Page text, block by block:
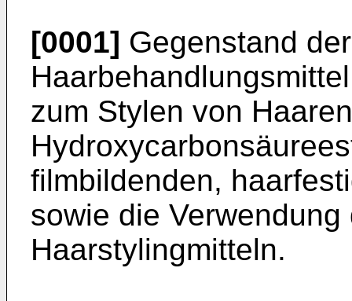
[0001] Gegenstand
zum Stylen von
filmbildenden,
sowie die
Haarstylingmitteln.